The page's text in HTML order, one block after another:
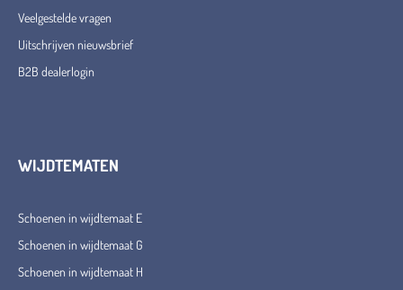
Veelgestelde vragen
Uitschrijven nieuwsbrief
B2B dealerlogin
WIJDTEMATEN
Schoenen in wijdtemaat E
Schoenen in wijdtemaat G
Schoenen in wijdtemaat H